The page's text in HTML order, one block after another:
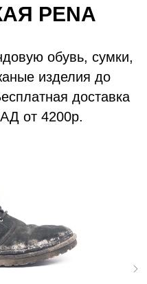
PENA
обувь, сумки,
изделия до
доставка
от 4200р.